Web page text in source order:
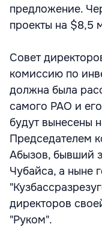
предложение.
проекты на $8,5
Совет
комиссию по
должна была
самого РАО и
будут вынесены
Председателем
Абызов, бывший
Чубайса, а ныне
директоров
"Руком".